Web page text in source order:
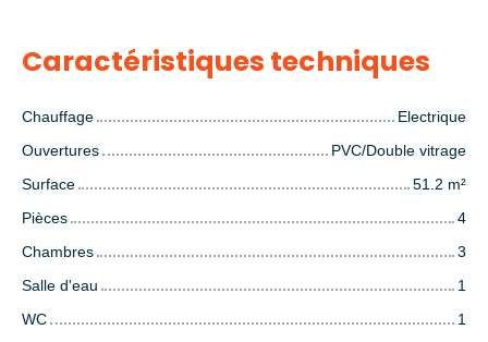
Caractéristiques techniques
Chauffage
Electrique
Ouvertures
PVC/Double vitrage
Surface
51.2 m²
Pièces
4
Chambres
3
Salle d'eau
1
WC
1